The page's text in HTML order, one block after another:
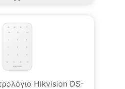
Hikvision DS-